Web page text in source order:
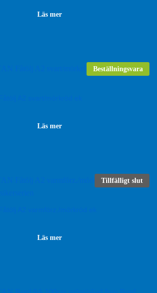
Läs mer
Beställningsvara
Läs mer
Tillfälligt slut
Läs mer